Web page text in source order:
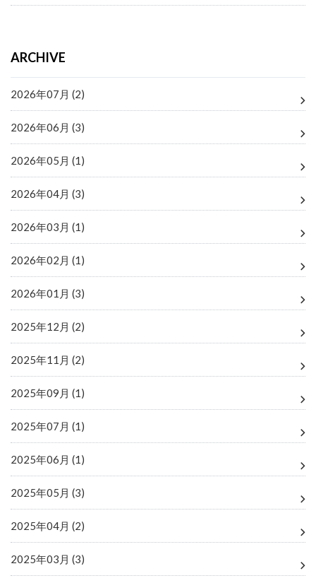
ARCHIVE
2026年07月 (2)
2026年06月 (3)
2026年05月 (1)
2026年04月 (3)
2026年03月 (1)
2026年02月 (1)
2026年01月 (3)
2025年12月 (2)
2025年11月 (2)
2025年09月 (1)
2025年07月 (1)
2025年06月 (1)
2025年05月 (3)
2025年04月 (2)
2025年03月 (3)